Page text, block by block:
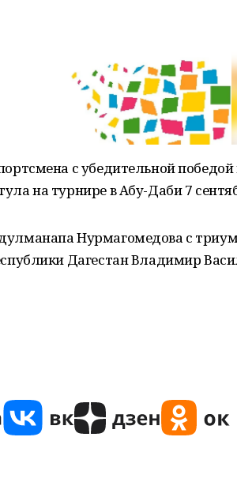
с убедительной победой
на турнире в Абу-Даби 7
Нурмагомедова с
Дагестан Владимир